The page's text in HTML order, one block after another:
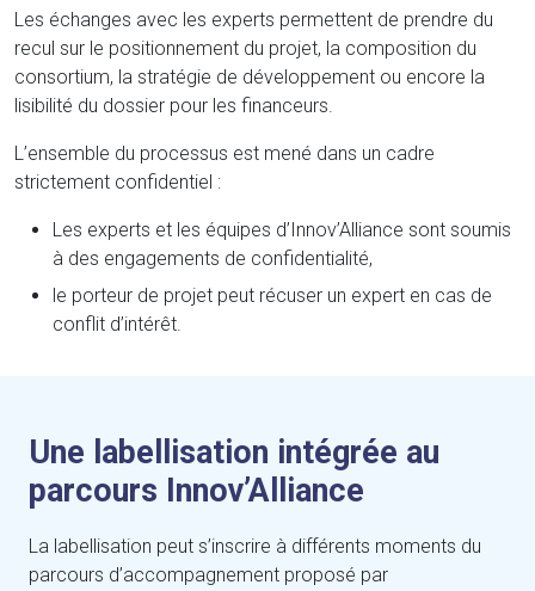
Les échanges avec les experts permettent de prendre du
recul sur le positionnement du projet, la composition du
consortium, la stratégie de développement ou encore la
lisibilité du dossier pour les financeurs.
L’ensemble du processus est mené dans un cadre
strictement confidentiel :
Les experts et les équipes d’Innov’Alliance sont soumis
à des engagements de confidentialité,
le porteur de projet peut récuser un expert en cas de
conflit d’intérêt.
Une labellisation intégrée au
parcours Innov’Alliance
La labellisation peut s’inscrire à différents moments du
parcours d’accompagnement proposé par